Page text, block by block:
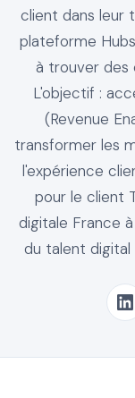
client dans leur
plateforme
à trouver des
L'objectif :
(Revenue
transformer les
l'expérience
pour le client
digitale France
du talent digital